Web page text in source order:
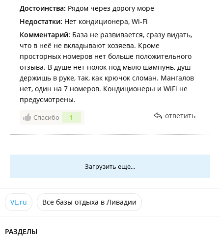
Достоинства: Рядом через дорогу море
Недостатки: Нет кондиционера, Wi-Fi
Комментарий: База не развивается, сразу видать,
что в неё не вкладывают хозяева. Кроме
просторных номеров нет больше положительного
отзыва. В душе нет полок под мыло шампунь, душ
держишь в руке, так, как крючок сломан. Мангалов
нет, один на 7 номеров. Кондиционеры и WiFi не
предусмотрены.
Спасибо 1 ответить
Загрузить еще...
VL.ru Все базы отдыха в Ливадии
РАЗДЕЛЫ